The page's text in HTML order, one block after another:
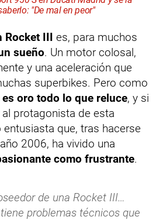
"De mal en peor"
Rocket III es, para muchos
sueño. Un motor colosal,
y una aceleración que
superbikes. Pero como
es oro todo lo que reluce, y si
protagonista de esta
entusiasta que, tras hacerse
2006, ha vivido una
como frustrante.
de una Rocket III…
problemas técnicos que